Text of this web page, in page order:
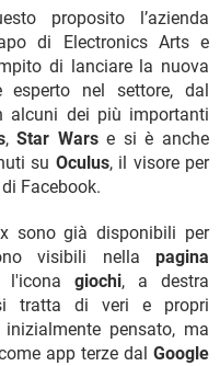
proposito l’azienda
di Electronics Arts e
di lanciare la nuova
esperto nel settore, dal
alcuni dei più importanti
,Star Warse si è anche
su Oculus, il visore per
Facebook.
sono già disponibili per
visibili nella pagina
l'iconagiochi, a destra
tratta di veri e propri
pensato, ma
app terze dal Google